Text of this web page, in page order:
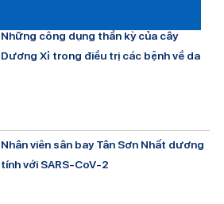
Những công dụng thần kỳ của cây
Dương Xỉ trong điều trị các bệnh về da
Nhân viên sân bay Tân Sơn Nhất dương
tính với SARS-CoV-2